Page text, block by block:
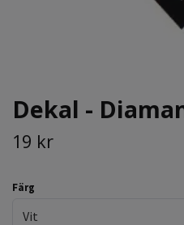
Dekal -
19 kr
Färg
Vit